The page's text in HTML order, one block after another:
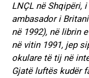
LNÇL në Shqipëri,
ambasador i
në 1992), në librin
në vitin 1991, jep
okulare të tij në
Gjatë luftës kudër